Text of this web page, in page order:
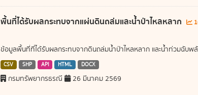
พื้นที่ได้รับผลกระทบจากแผ่นดินถล่มและน้ำป่าไหลหลาก
ข้อมูลพื้นที่ที่ได้รับผลกระทบจากดินถล่มน้ำป่าไหลหลาก และน้ำท่วมฉับพ
CSV SHP API HTML DOCX
กรมทรัพยากรธรณี 26 มีนาคม 2569